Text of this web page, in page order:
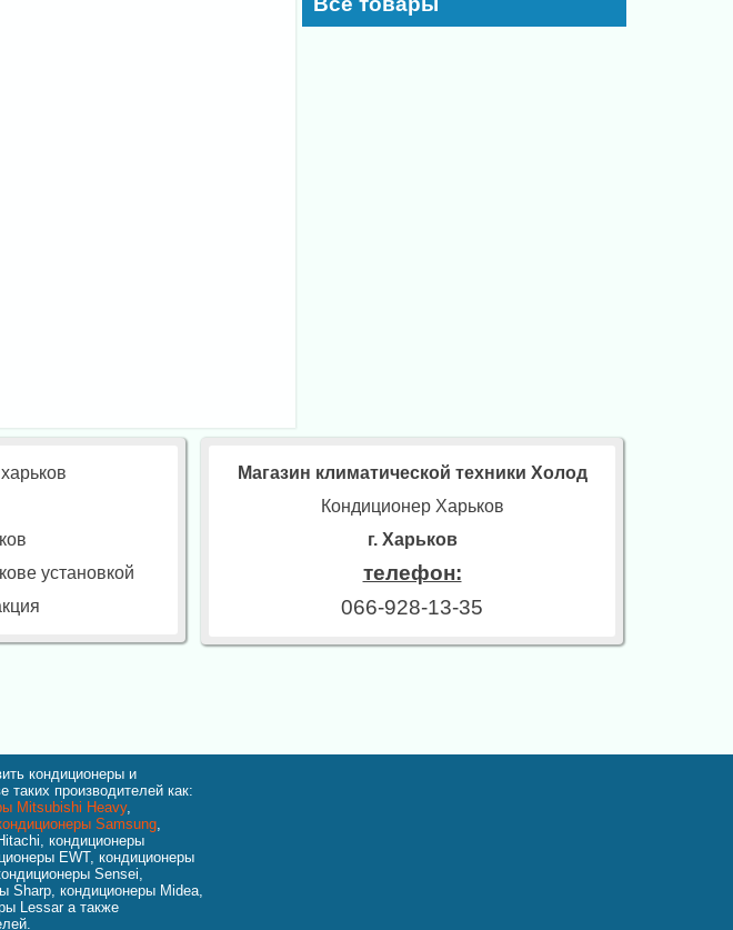
установкой
Магазин климатической техники Холод
Кондиционер Харьков
г. Харьков
телефон:
066-928-13-35
кондиционеры и
таких производителей как:
Mitsubishi Heavy,
Samsung,
кондиционеры
EWT, кондиционеры
Sensei,
Sharp, кондиционеры Midea,
Lessar а также